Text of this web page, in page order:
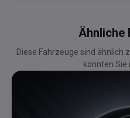
Ähnliche
Diese Fahrzeuge sind ähnlich
könnten Sie